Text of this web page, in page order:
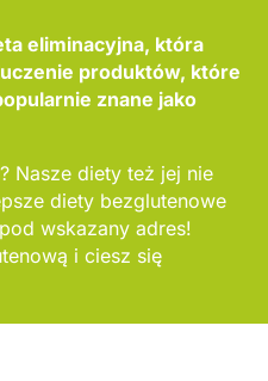
eliminacyjna, która
produktów, które
znane jako
Nasze diety też jej nie
diety bezglutenowe
wskazany adres!
i ciesz się